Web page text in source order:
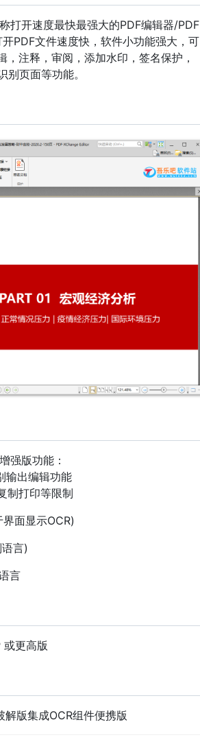
打开速度最快最强大的PDF编辑器/PDF
PDF文件速度快，软件小功能强大，可
注释，审阅，添加水印，签名保护，
页面等功能。
强版功能：
输出编辑功能
制打印等限制
面显示OCR)
言)
言
更高版
版集成OCR组件便携版